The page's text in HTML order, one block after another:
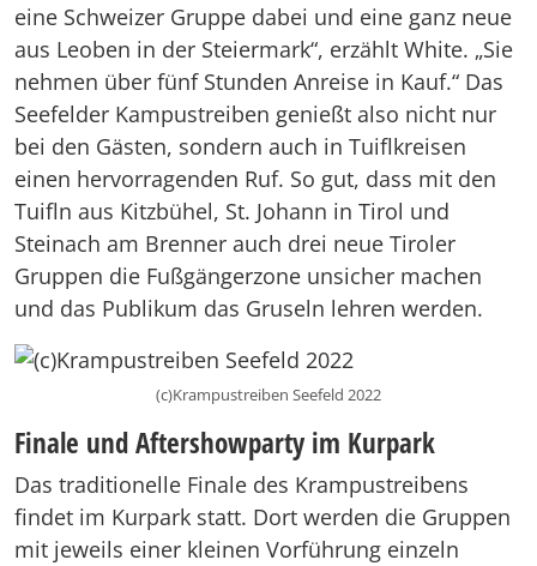
eine Schweizer Gruppe dabei und eine ganz neue
aus Leoben in der Steiermark“, erzählt White. „Sie
nehmen über fünf Stunden Anreise in Kauf.“ Das
Seefelder Kampustreiben genießt also nicht nur
bei den Gästen, sondern auch in Tuiflkreisen
einen hervorragenden Ruf. So gut, dass mit den
Tuifln aus Kitzbühel, St. Johann in Tirol und
Steinach am Brenner auch drei neue Tiroler
Gruppen die Fußgängerzone unsicher machen
und das Publikum das Gruseln lehren werden.
(c)Krampustreiben Seefeld 2022
Finale und Aftershowparty im Kurpark
Das traditionelle Finale des Krampustreibens
findet im Kurpark statt. Dort werden die Gruppen
mit jeweils einer kleinen Vorführung einzeln